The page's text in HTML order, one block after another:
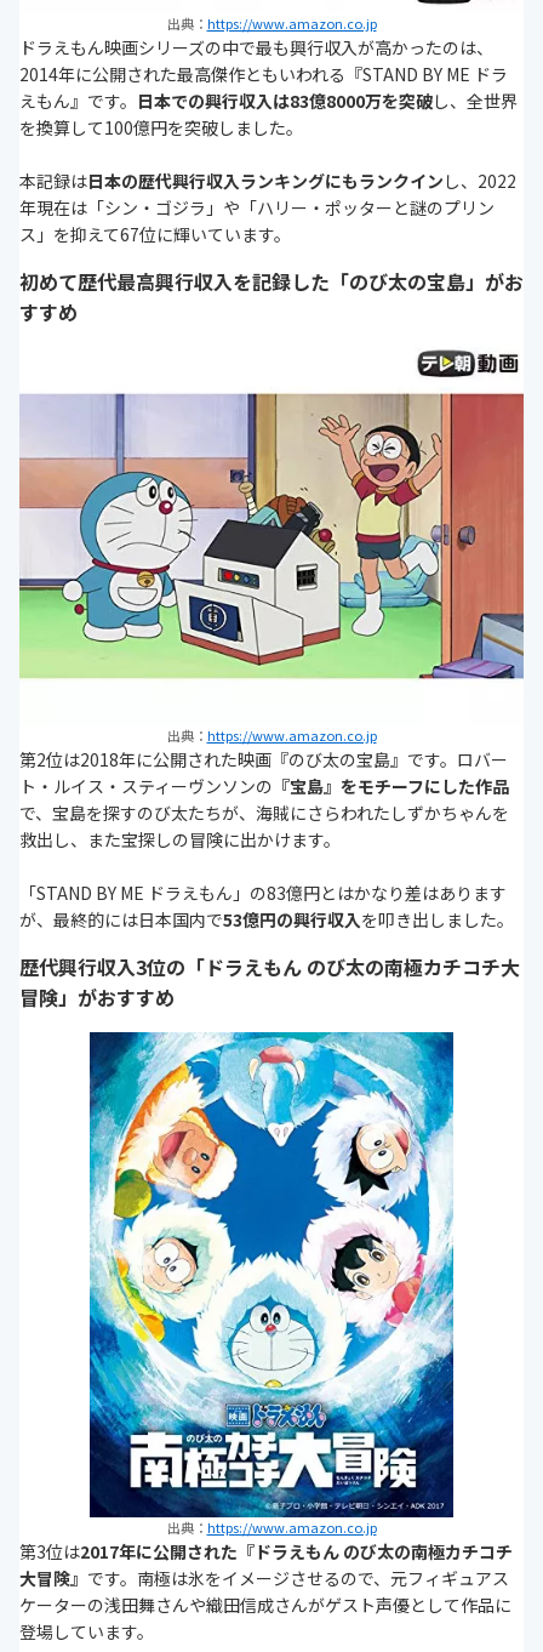
出典： https://www.amazon.co.jp
ドラえもん映画シリーズの中で最も興行収入が高かったのは、
2014年に公開された最高傑作ともいわれる『STAND BY ME ドラ
えもん』です。 日本での興行収入は83億8000万を突破し、全世界
を換算して100億円を突破しました。
本記録は日本の歴代興行収入ランキングにもランクイン し、2022
年現在は「シン・ゴジラ」や「ハリー・ポッターと謎のプリン
ス」を抑えて67位に輝いています。
初めて歴代最高興行収入を記録した「のび太の宝島」がお
すすめ
出典： https://www.amazon.co.jp
第2位は2018年に公開された映画『のび太の宝島』です。ロバー
ト・ルイス・スティーヴンソンの 『宝島』をモチーフにした作品
で、宝島を探すのび太たちが、海賊にさらわれたしずかちゃんを
救出し、また宝探しの冒険に出かけます。
「STAND BY ME ドラえもん」の83億円とはかなり差はあります
が、最終的には日本国内で53億円の興行収入を叩き出しました。
歴代興行収入3位の「ドラえもん のび太の南極カチコチ大
冒険」がおすすめ
出典： https://www.amazon.co.jp
第3位は2017年に公開された『ドラえもん のび太の南極カチコチ
大冒険』 です。南極は氷をイメージさせるので、元フィギュアス
ケーターの浅田舞さんや織田信成さんがゲスト声優として作品に
登場しています。